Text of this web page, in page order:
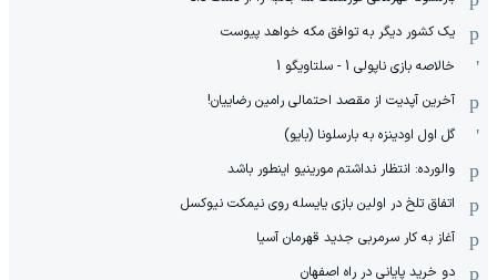
یک کشور دیگر به توافق مکه خواهد پیوست
خالاصه بازی ناپولی 1 - سلتاویگو 1
آخرین آپدیت از مقصد احتمالی رامین رضاییان!
گل اول اودینزه به بارسلونا (بایو)
والورده: انتظار نداشتم مورینیو اینطور باشد
اتفاق تلخ در اولین بازی یایسله روی نیمکت نیوکسل
آغاز به کار سرمربی جدید قهرمان آسیا
دو خرید پایانی در راه اصفهان